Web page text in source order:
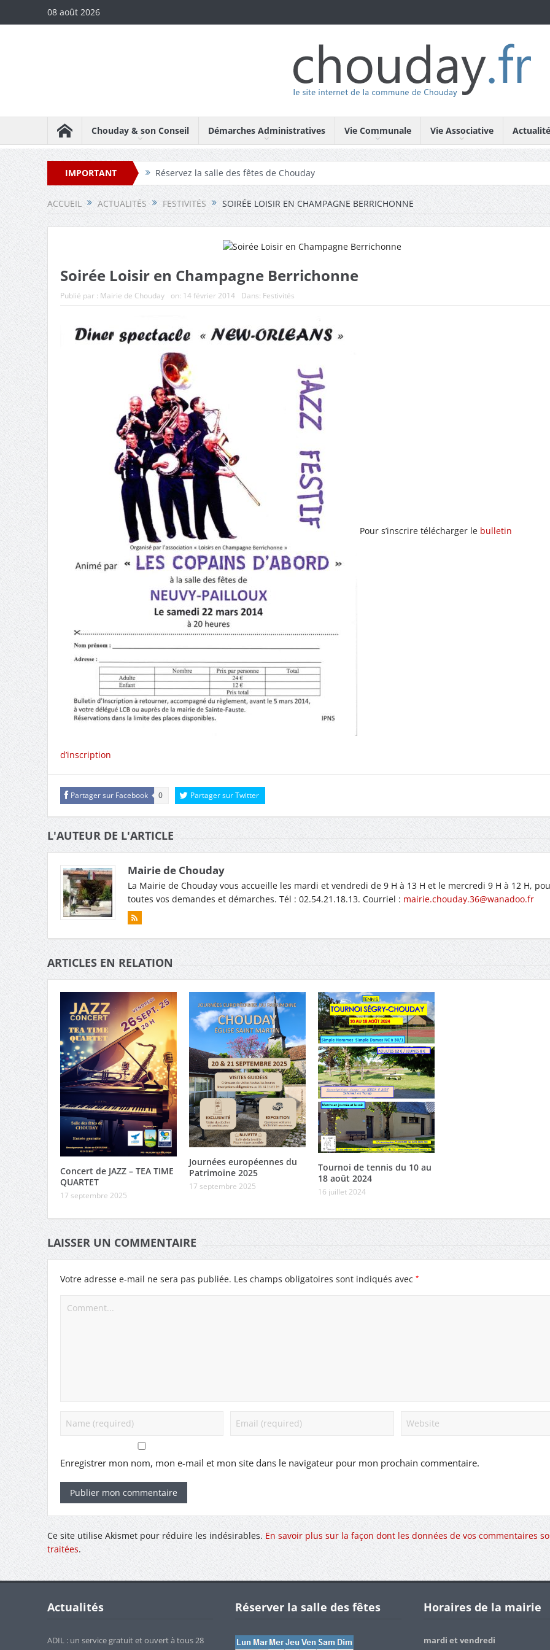
08 août 2026
Chouday & son Conseil Démarches Administratives Vie Communale Vie Associative
IMPORTANT
Réservez la salle des fêtes de Chouday
Réservez la maison des associations de Chouday
Téléchargez les comptes-rendus des conseils municipaux de Chouday
ACCUEIL ACTUALITÉS FESTIVITÉS SOIRÉE LOISIR EN CHAMPAGNE BERRICHONNE
Soirée Loisir en Champagne Berrichonne
Publié par : Mairie de Chouday on: 14 février 2014 Dans: Festivités
Pour s’inscrire télécharger le bulletin
d’inscription
Partager sur Facebook 0 Partager sur Twitter
L'AUTEUR DE L'ARTICLE
Mairie de Chouday
La Mairie de Chouday vous accueille les mardi et vendredi de 9 H à 13 H et le mercredi 9 H à 12 H,
toutes vos demandes et démarches. Tél : 02.54.21.18.13. Courriel : mairie.chouday.36@wanadoo.fr
ARTICLES EN RELATION
Concert de JAZZ – TEA TIME
QUARTET
17 septembre 2025
Journées européennes du
Patrimoine 2025
17 septembre 2025
Tournoi de tennis du 10 au
18 août 2024
16 juillet 2024
LAISSER UN COMMENTAIRE
Votre adresse e-mail ne sera pas publiée. Les champs obligatoires sont indiqués avec *
Enregistrer mon nom, mon e-mail et mon site dans le navigateur pour mon prochain commentaire.
Ce site utilise Akismet pour réduire les indésirables.En savoir plus sur la façon dont les données de vos commentaires
traitées.
Actualités
ADIL : un service gratuit et ouvert à tous 28
Réserver la salle des fêtes Horaires de la mairie
mardi et vendredi